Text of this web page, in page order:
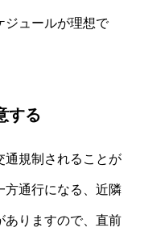
ジュールが理想で
する
通規制されることが
方通行になる、近隣
ありますので、直前